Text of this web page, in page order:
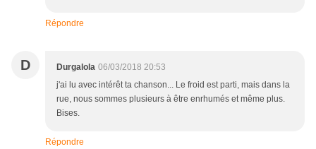
Répondre
D Durgalola 06/03/2018 20:53
j'ai lu avec intérêt ta chanson... Le froid est parti, mais dans la
rue, nous sommes plusieurs à être enrhumés et même plus.
Bises.
Répondre